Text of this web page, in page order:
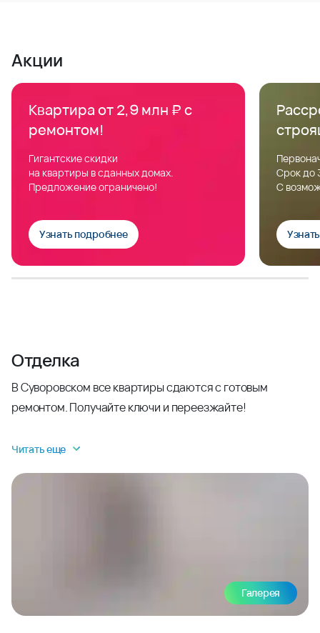
Акции
Квартира от 2,9 млн ₽ с
ремонтом!
Гигантские скидки
на квартиры в сданных домах.
Предложение ограничено!
Узнать подробнее
Срок до
С
Отделка
В Суворовском все квартиры сдаются с готовым
ремонтом. Получайте ключи и переезжайте!
Читать еще
Галерея